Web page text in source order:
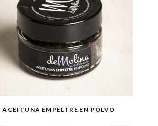
ACEITUNA EMPELTRE EN POLVO